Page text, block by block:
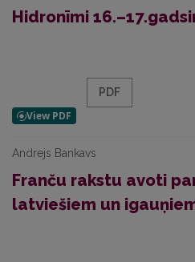
Hidronīmi
PDF
Andrejs Bankavs
Franču rakstu avoti
latviešiem un